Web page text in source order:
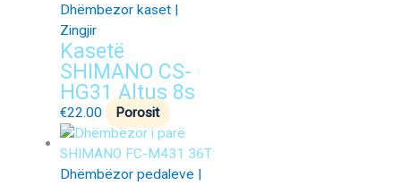
Dhëmbezor kaset |
Zingjir
Kasetë
SHIMANO CS-
HG31 Altus 8s
€22.00 Porosit
Dhëmbëzor pedaleve |